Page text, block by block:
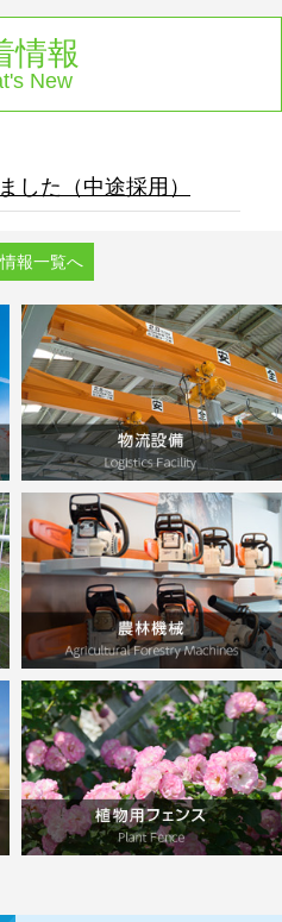
情報
New
した（中途採用）
した（新卒採用）
特定建設業許可を取得
した。
イナー(防鳥フェンス)
報一覧へ